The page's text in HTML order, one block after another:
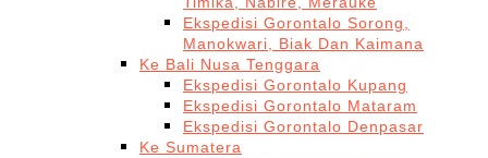
Ekspedisi Gorontalo Sorong,
Manokwari, Biak Dan Kaimana
Ke Bali Nusa Tenggara
Ekspedisi Gorontalo Kupang
Ekspedisi Gorontalo Mataram
Ekspedisi Gorontalo Denpasar
Ke Sumatera